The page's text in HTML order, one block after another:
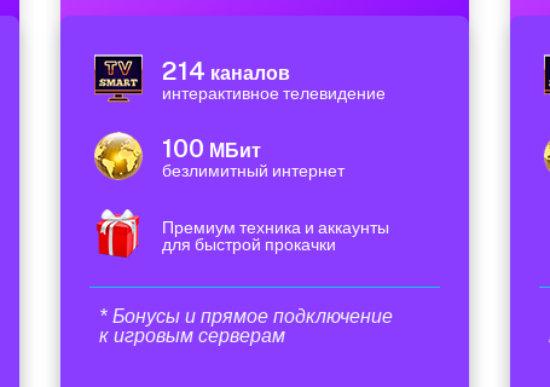
214 каналов
интерактивное телевидение
100 МБит
безлимитный интернет
Премиум техника и аккаунты
для быстрой прокачки
* Бонусы и прямое подключение
к игровым серверам